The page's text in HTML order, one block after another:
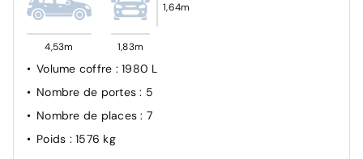
4,53m 1,83m
1,64m
Volume coffre : 1980 L
Nombre de portes: 5
Nombre de places: 7
Poids : 1576 kg